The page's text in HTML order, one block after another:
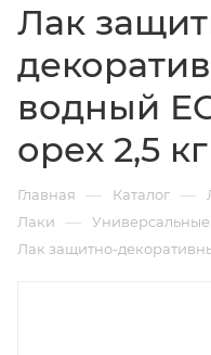
Лак
водный
орех 2,5 кг
Главная — Каталог —
Лаки —
Лак защитно-